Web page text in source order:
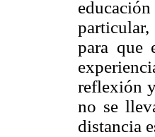
particular,
para que
reflexión
no se
distancia